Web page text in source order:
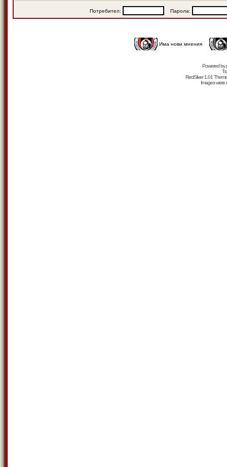
Потребител: Парола:
Има нови мнения
Powered by
RedSilver 1.01
Images were